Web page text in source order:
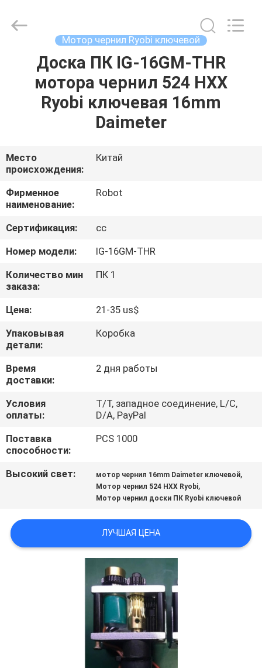
ДОМ
ПРОДУКТЫ
НАС
ПУТЕШЕСТВИЕ
ФАБРИКИ
ПРОВЕРКА
КАЧЕСТВА
СВЯЖИТЕСЬ
МЫ
СПРОСИТЕ
ЦИТАТУ
КАРТА
САЙТА
PRIVACY
Automation
Co.ltd.
Мотор чернил Ryobi ключевой
Доска ПК IG-16GM-THR
мотора чернил 524 HXX
Ryobi ключевая 16mm
Daimeter
Место
происхождения:
Китай
Фирменное
наименование:
Robot
Сертификация:
cc
Номер модели:
IG-16GM-THR
Количество мин
заказа:
ПК 1
Цена:
21-35 us$
Упаковывая
детали:
Коробка
Время
доставки:
2 дня работы
Условия
оплаты:
T/T, западное соединение, L/C,
D/A, PayPal
Поставка
способности:
PCS 1000
Высокий свет: мотор чернил 16mm Daimeter ключевой,
Мотор чернил 524 HXX Ryobi,
Мотор чернил доски ПК Ryobi ключевой
ЛУЧШАЯ ЦЕНА